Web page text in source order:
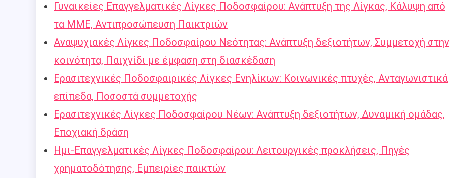
Γυναικείες Επαγγελματικές Λίγκες Ποδοσφαίρου: Ανάπτυξη της Λίγκας, Κάλυψη από
τα ΜΜΕ, Αντιπροσώπευση Παικτριών
Αναψυχιακές Λίγκες Ποδοσφαίρου Νεότητας: Ανάπτυξη δεξιοτήτων, Συμμετοχή στην
κοινότητα, Παιχνίδι με έμφαση στη διασκέδαση
Ερασιτεχνικές Ποδοσφαιρικές Λίγκες Ενηλίκων: Κοινωνικές πτυχές, Ανταγωνιστικά
επίπεδα, Ποσοστά συμμετοχής
Ερασιτεχνικές Λίγκες Ποδοσφαίρου Νέων: Ανάπτυξη δεξιοτήτων, Δυναμική ομάδας,
Εποχιακή δράση
Ημι-Επαγγελματικές Λίγκες Ποδοσφαίρου: Λειτουργικές προκλήσεις, Πηγές
χρηματοδότησης, Εμπειρίες παικτών